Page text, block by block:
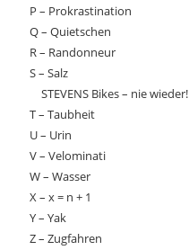
P – Prokrastination
Q – Quietschen
R – Randonneur
S – Salz
STEVENS Bikes – nie wieder!
T – Taubheit
U – Urin
V – Velominati
W – Wasser
X – x = n + 1
Y – Yak
Z – Zugfahren